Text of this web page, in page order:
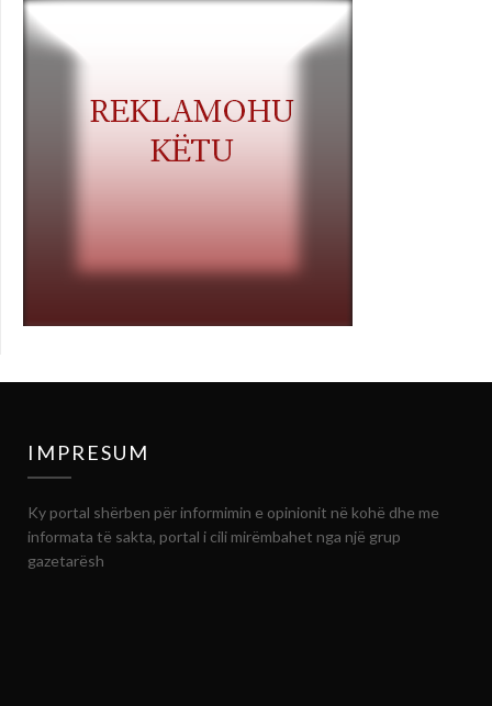
IMPRESUM
Ky portal shërben për informimin e opinionit në kohë dhe me
informata të sakta, portal i cili mirëmbahet nga një grup
gazetarësh